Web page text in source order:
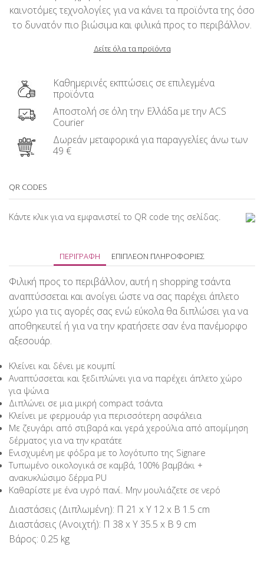
καινοτόμες τεχνολογίες για να κάνει τα προϊόντα της όσο
το δυνατόν πιο βιώσιμα και φιλικά προς το περιβάλλον.
Δείτε όλα τα προϊόντα
Καθημερινές εκπτώσεις σε επιλεγμένα
προϊόντα
Αποστολή σε όλη την Ελλάδα με την ACS
Courier
Δωρεάν μεταφορικά για παραγγελίες άνω των
49 €
QR CODES
Κάντε κλικ για να εμφανιστεί το QR code της σελίδας.
ΠΕΡΙΓΡΑΦΉ ΕΠΙΠΛΈΟΝ ΠΛΗΡΟΦΟΡΊΕΣ
Φιλική προς το περιβάλλον, αυτή η shopping τσάντα
αναπτύσσεται και ανοίγει ώστε να σας παρέχει άπλετο
χώρο για τις αγορές σας ενώ εύκολα θα διπλώσει για να
αποθηκευτεί ή για να την κρατήσετε σαν ένα πανέμορφο
αξεσουάρ.
Κλείνει και δένει με κουμπί
Αναπτύσσεται και ξεδιπλώνει για να παρέχει άπλετο χώρο
για ψώνια
Διπλώνει σε μια μικρή compact τσάντα
Κλείνει με φερμουάρ για περισσότερη ασφάλεια
Με ζευγάρι από στιβαρά και γερά χερούλια από απομίμηση
δέρματος για να την κρατάτε
Ενισχυμένη με φόδρα με το λογότυπο της Signare
Τυπωμένο οικολογικά σε καμβά, 100% βαμβάκι +
ανακυκλώσιμο δέρμα PU
Καθαρίστε με ένα υγρό πανί. Μην μουλιάζετε σε νερό
Διαστάσεις (Διπλωμένη): Π 21 x Υ 12 x Β 1.5 cm
Διαστάσεις (Ανοιχτή): Π 38 x Υ 35.5 x Β 9 cm
Βάρος: 0.25 kg